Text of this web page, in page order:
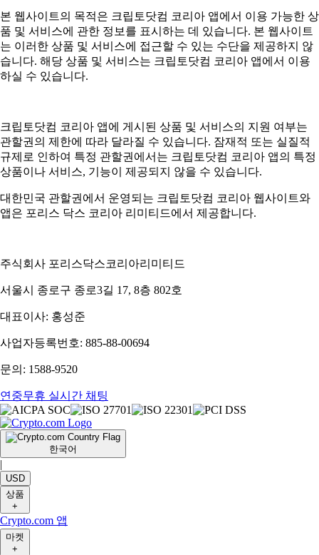
본 웹사이트의 목적은 크립토닷컴 코리아 앱에서 이용 가능한 상
품 및 서비스에 관한 정보를 표시하는 데 있습니다. 본 웹사이트
는 이러한 상품 및 서비스에 접근할 수 있는 수단을 제공하지 않
습니다. 해당 상품 및 서비스는 크립토닷컴 코리아 앱에서 이용
하실 수 있습니다.
크립토닷컴 코리아 앱에 게시된 상품 및 서비스의 지원 여부는
관할권의 제한에 따라 달라질 수 있습니다. 잠재적 또는 실질적
규제로 인하여 특정 관할권에서는 크립토닷컴 코리아 앱의 특정
상품이나 서비스, 기능이 제공되지 않을 수 있습니다.
대한민국 관할권에서 운영되는 크립토닷컴 코리아 웹사이트와
앱은 포리스 닥스 코리아 리미티드에서 제공합니다.
주식회사 포리스닥스코리아리미티드
서울시 종로구 종로3길 17, 8층 802호
대표이사: 홍성준
사업자등록번호: 885-88-00694
문의: 1588-9520
연중무휴 실시간 채팅
한국어
|
USD
상품
+
Crypto.com 앱
마켓
+